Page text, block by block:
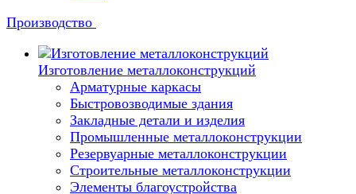
Производство
Изготовление металлоконструкций
Арматурные каркасы
Быстровозводимые здания
Закладные детали и изделия
Промышленные металлоконструкции
Резервуарные металлоконструкции
Строительные металлоконструкции
Элементы благоустройства